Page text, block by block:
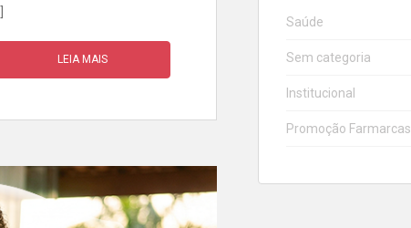
LEIA MAIS
Saúde
Sem categoria
Institucional
Promoção Farmarcas